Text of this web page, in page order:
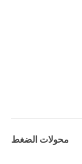
محولات الضغط